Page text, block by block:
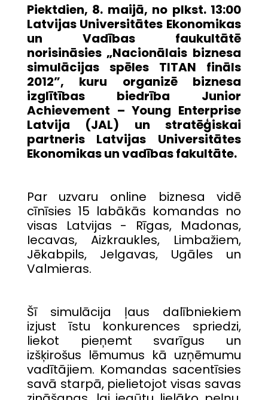
Piektdien, 8. maijā, no plkst. 13:00
Latvijas Universitātes Ekonomikas
un Vadības faukultātē
norisināsies „Nacionālais biznesa
simulācijas spēles TITAN fināls
2012”, kuru organizē biznesa
izglītības biedrība Junior
Achievement – Young Enterprise
Latvija (JAL) un stratēģiskai
partneris Latvijas Universitātes
Ekonomikas un vadības fakultāte.
Par uzvaru online biznesa vidē
cīnīsies 15 labākās komandas no
visas Latvijas - Rīgas, Madonas,
Iecavas, Aizkraukles, Limbažiem,
Jēkabpils, Jelgavas, Ugāles un
Valmieras.
Šī simulācija ļaus dalībniekiem
izjust īstu konkurences spriedzi,
liekot pieņemt svarīgus un
izšķirošus lēmumus kā uzņēmumu
vadītājiem. Komandas sacentīsies
savā starpā, pielietojot visas savas